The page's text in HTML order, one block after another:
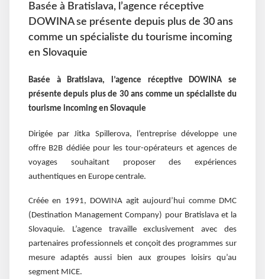
Basée à Bratislava, l’agence réceptive
DOWINA se présente depuis plus de 30 ans
comme un spécialiste du tourisme incoming
en Slovaquie
Basée à Bratislava, l’agence réceptive DOWINA se
présente depuis plus de 30 ans comme un spécialiste du
tourisme incoming en Slovaquie
Dirigée par Jitka Spillerova, l’entreprise développe une
offre B2B dédiée pour les tour-opérateurs et agences de
voyages souhaitant proposer des expériences
authentiques en Europe centrale.
Créée en 1991, DOWINA agit aujourd’hui comme DMC
(Destination Management Company) pour Bratislava et la
Slovaquie. L’agence travaille exclusivement avec des
partenaires professionnels et conçoit des programmes sur
mesure adaptés aussi bien aux groupes loisirs qu’au
segment MICE.